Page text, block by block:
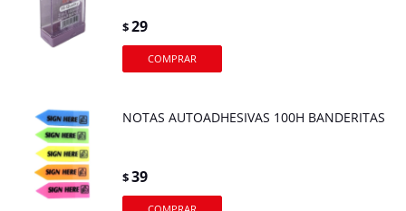
$29
NOTAS AUTOADHESIVAS 100H BANDERITAS
$39